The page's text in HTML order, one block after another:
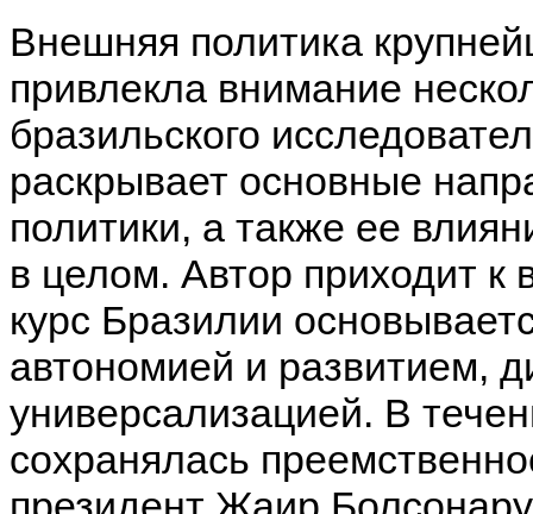
Внешняя политика
привлекла внимание
бразильского
раскрывает основные
политики, а также ее
в целом. Автор приходит к
курс Бразилии
автономией и развитием,
универсализацией. В
сохранялась